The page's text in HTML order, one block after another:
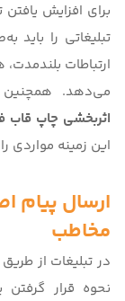
برای افزایش یافتن
تبلیغاتی را
ارتباطات
می‌دهد. همچنین
اثربخشی چاپ قاب
این زمینه مواردی
ارسال پیام
مخاطب
در تبلیغات از
نحوه قرار